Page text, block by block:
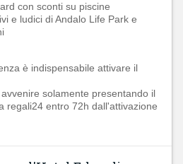
con sconti su piscine
e ludici di Andalo Life Park e
è indispensabile attivare il
solamente presentando il
regali24 entro 72h dall'attivazione